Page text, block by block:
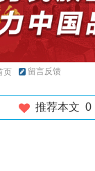
页 留言反馈
推荐本文 0